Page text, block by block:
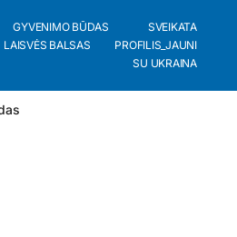
GYVENIMO BŪDAS
SVEIKATA
LAISVĖS BALSAS
PROFILIS_JAUNI
SU UKRAINA